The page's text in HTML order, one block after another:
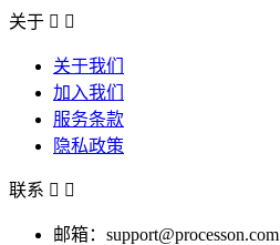
关于  
关于我们
加入我们
服务条款
隐私政策
联系  
邮箱：support@processon.com